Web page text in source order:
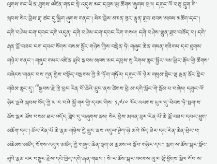
ལུགས་གང་ཡིན་ཐུགས་འཛིན་གནང་སྟེ་འདུས་མང་དབུས་སུ་ཚོགས་རྒྱུགས་ཕུལ། དགུང་ལོ་བཅུ་དྲུག་གི་
སྐབས་སེར་བྱེས་གྲྭ་ཚང་དུ་སྒྲིག་ཞུགས་གནང་། སེར་བྱེས་མཁན་ཟུར་ལྷུན་གྲུབ་ཐབས་མཁས་མཆོག་དང་།
དགེ་བཤེས་ངག་དབང་དགེ་འདུན། དགེ་བཤེས་ངག་དབང་རིག་གསལ། དགེ་བཤེས་ལྷུན་གྲུབ་བཟོད་པ། དགེ་
རྒན་བློ་བཟང་ངག་དབང་སོགས་བསམ་སྦྱོར་གཉིས་ཀྱིས་བསྟེན་ཏེ། གཞུང་ཆེན་གསན་གཟིགས་དང་ཐུགས་
གཉེར་གནང་། གཞུང་གསར་འཛིན་གྲྭའི་སྐབས་མཁས་མང་དབུས་སུ་རིགས་ཆུང་སྦྱོར་ལམ་ཕྱིར་རྒོལ་གྱི་ཚོགས་
བཞེངས་གནང་བས་ཀུན་གྱིས་བསྟོད་བསྔགས་ཀྱི་མེ་ཏོག་གཏོར། དགུང་ལོ་ཉེར་གསུམ་སྟེང་ལྷ་ལྡན་ནོར་གླིང་
གཟིམ་ཆུང་དུ། ༸སྐྱབས་རྗེ་ཁྲི་བྱང་རིན་པོ་ཆེའི་དྲུང་ནས་ཚིགས་ཕྱི་མ་དགེ་སློང་གི་སྡོམ་པ་བཞེས། དགུང་ལོ་
ཉེར་ལྔའི་སྐབས་བོད་ཀྱི་ཡ་ང་བའི་སྐྱོ་གར་གྱི་དབང་གིས་ ༡༩༦༠ ལོར་འཕགས་ཡུལ་དུ་ཕེབས་ཏེ་སྦག་ས་
ཆོས་སྒར་ཐོས་བསམ་ཐར་འདོད་གླིང་དུ་བཞུགས་ནས། སེར་བྱེས་མཁན་ཟུར་རིན་པོ་ཆེ་བློ་བཟང་དབང་ཕྱུག་
མཆོག་དང་། ཟོང་རིན་པོ་ཆེ་རྣམ་གཉིས་ཀྱི་དྲུང་ནས་འདུལ་ཊཱིཀ་ཉི་མའི་འོད་ཟེར་དང་རིན་ཆེན་ཕྲེང་བ།
མཆིམས་མཛོད་སོགས་འདུལ་མཛོད་ཀྱི་གཞུང་ཆེན་ལྷག་མ་རྣམས་ལ་སློབ་གཉེར་དང་། སྦག་ས་ཆོས་སྒར་སློབ་
གྲྭའི་རྣམ་པར་བསྒྱུར་རྗེས་དཔེ་ཁྲིད་དགེ་རྒན་གནང་། སེ་ར་ཆོས་སྒར་འཕགས་ཡུལ་ལྷོ་ཕྱོགས་སྦེལ་ཀོབ་ས་